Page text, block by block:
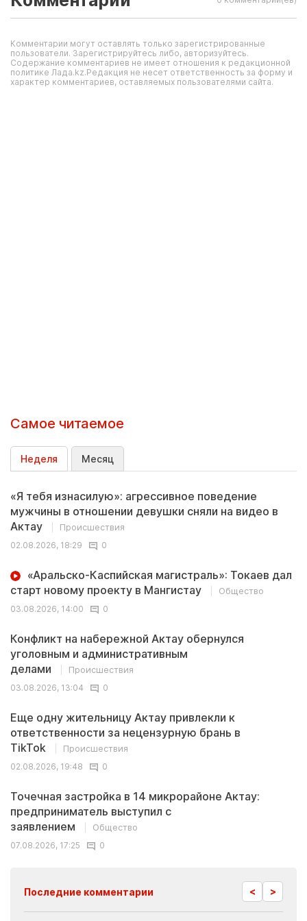
Комментарии могут оставлять только зарегистрированные
пользователи. Зарегистрируйтесь либо, авторизуйтесь.
Содержание комментариев не имеет отношения к редакционной
политике Лада.kz.Редакция не несет ответственность за форму и
характер комментариев, оставляемых пользователями сайта.
Самое читаемое
Неделя Месяц
«Я тебя изнасилую»: агрессивное поведение
мужчины в отношении девушки сняли на видео в
Актау
Происшествия
02.08.2026, 18:29
0
«Аральско-Каспийская магистраль»: Токаев дал
старт новому проекту в Мангистау
Общество
03.08.2026, 14:00
0
Конфликт на набережной Актау обернулся
уголовным и административным
делами
Происшествия
03.08.2026, 13:04
0
Еще одну жительницу Актау привлекли к
ответственности за нецензурную брань в
TikTok
Происшествия
02.08.2026, 19:48
0
Точечная застройка в 14 микрорайоне Актау:
предприниматель выступил с
заявлением
Общество
07.08.2026, 17:25
0
Последние комментарии < >